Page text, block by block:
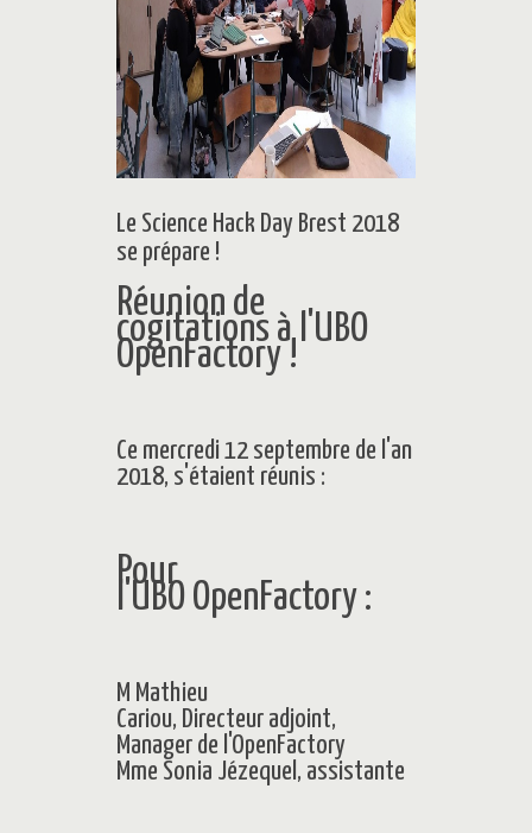
Le Science Hack Day Brest 2018
se prépare !
Réunion de
cogitations à l'UBO
OpenFactory !
Ce mercredi 12 septembre de l'an
2018, s'étaient réunis :
Pour
l'UBO OpenFactory :
M Mathieu
Cariou, Directeur adjoint,
Manager de l'OpenFactory
Mme Sonia Jézequel, assistante